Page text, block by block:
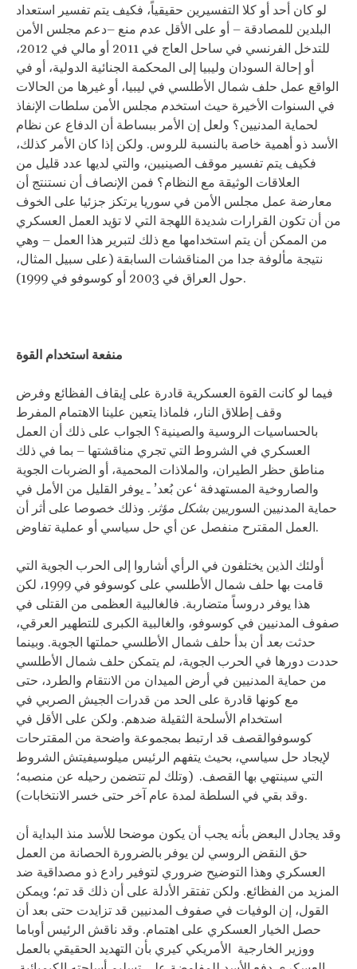
لو كان أحد أو كلا التفسيرين حقيقياً، فكيف يتم تفسير استعداد
البلدين للمصادقة – أو على الأقل عدم منع –دعم مجلس الأمن
للتدخل الفرنسي في ساحل العاج في 2011 أو مالي في 2012،
أو إحالة السودان وليبيا إلى المحكمة الجنائية الدولية، أو في
الواقع عمل حلف شمال الأطلسي في ليبيا، أو غيرها من الحالات
في السنوات الأخيرة حيث استخدم مجلس الأمن سلطات الإنفاذ
لحماية المدنيين؟ ولعل إن الأمر ببساطة أن الدفاع عن نظام
الأسد ذو أهمية خاصة بالنسبة للروس. ولكن إذا كان الأمر كذلك،
فكيف يتم تفسير موقف الصينيين، والتي لديها عدد قليل من
العلاقات الوثيقة مع النظام؟ فمن الإنصاف أن نستنتج أن
معارضة عمل مجلس الأمن في سوريا يرتكز جزئيا على الخوف
من أن تكون القرارات شديدة اللهجة التي لا تؤيد العمل العسكري
من الممكن أن يتم استخدامها مع ذلك لتبرير هذا العمل – وهي
نتيجة مألوفة جدا من المناقشات السابقة (على سبيل المثال،
حول العراق في 2003 أو كوسوفو في 1999).
منفعة استخدام القوة
فيما لو كانت القوة العسكرية قادرة على إيقاف الفظائع وفرض
وقف إطلاق النار، فلماذا يتعين علينا الاهتمام المفرط
بالحساسيات الروسية والصينية؟ الجواب على ذلك أن العمل
العسكري في الشروط التي تجري مناقشتها – بما في ذلك
مناطق حظر الطيران، والملاذات المحمية، أو الضربات الجوية
والصاروخية المستهدفة ‘عن بُعد’ ـ يوفر القليل من الأمل في
حماية المدنيين السوريين بشكل مؤثر . وذلك خصوصا على أثر أن
العمل المقترح منفصل عن أي حل سياسي أو عملية تفاوض.
أولئك الذين يختلفون في الرأي أشاروا إلى الحرب الجوية التي
قامت بها حلف شمال الأطلسي على كوسوفو في 1999، لكن
هذا يوفر دروساً متضاربة. فالغالبية العظمى من القتلى في
صفوف المدنيين في كوسوفو، والغالبية الكبرى للتطهير العرقي،
حدثت بعد أن بدأ حلف شمال الأطلسي حملتها الجوية. وبينما
حددت دورها في الحرب الجوية، لم يتمكن حلف شمال الأطلسي
من حماية المدنيين في أرض الميدان من الانتقام والطرد، حتى
مع كونها قادرة على الحد من قدرات الجيش الصربي في
استخدام الأسلحة الثقيلة ضدهم. ولكن على الأقل في
كوسوفوالقصف قد ارتبط بمجموعة واضحة من المقترحات
لإيجاد حل سياسي، بحيث يتفهم الرئيس ميلوسيفيتش الشروط
التي سينتهي بها القصف. (وتلك لم تتضمن رحيله عن منصبه؛
وقد بقي في السلطة لمدة عام آخر حتى خسر الانتخابات).
وقد يجادل البعض بأنه يجب أن يكون موضحا للأسد منذ البداية أن
حق النقض الروسي لن يوفر بالضرورة الحصانة من العمل
العسكري وهذا التوضيح ضروري لتوفير رادع ذو مصداقية ضد
المزيد من الفظائع. ولكن تفتقر الأدلة على أن ذلك قد تم؛ ويمكن
القول، إن الوفيات في صفوف المدنيين قد تزايدت حتى بعد أن
حصل الخيار العسكري على اهتمام. وقد ناقش الرئيس أوباما
ووزير الخارجية الأمريكي كيري بأن التهديد الحقيقي بالعمل